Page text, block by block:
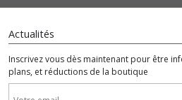
Actualités
Inscrivez vous dès maintenant pour être
plans, et réductions de la boutique